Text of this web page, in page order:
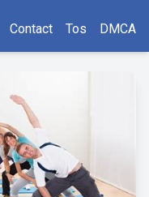
Contact Tos DMCA